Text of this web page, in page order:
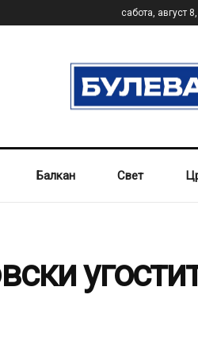
сабота, август
Балкан Свет